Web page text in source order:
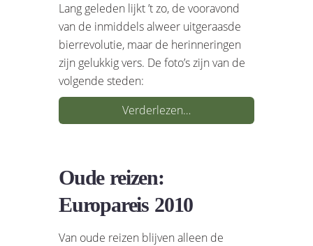
Lang geleden lijkt ’t zo, de vooravond
van de inmiddels alweer uitgeraasde
bierrevolutie, maar de herinneringen
zijn gelukkig vers. De foto’s zijn van de
volgende steden:
Verderlezen…
Oude reizen:
Europareis 2010
Van oude reizen blijven alleen de